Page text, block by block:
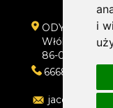
i
ODYA
Włóki 25c
86-022 Włóki
666812194